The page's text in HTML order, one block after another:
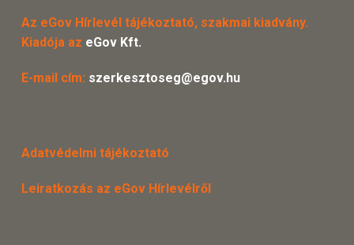
Az eGov Hírlevél tájékoztató, szakmai kiadvány.
Kiadója az eGov Kft.
E-mail cím: szerkesztoseg@egov.hu
Adatvédelmi tájékoztató
Leiratkozás az eGov Hírlevélről